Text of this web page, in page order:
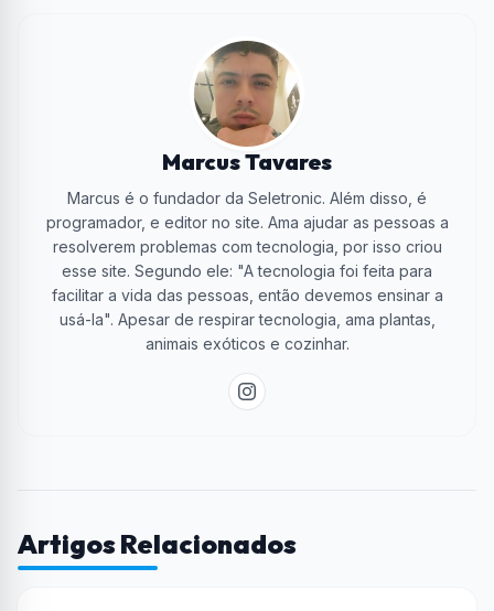
Marcus Tavares
Marcus é o fundador da Seletronic. Além disso, é
programador, e editor no site. Ama ajudar as pessoas a
resolverem problemas com tecnologia, por isso criou
esse site. Segundo ele: "A tecnologia foi feita para
facilitar a vida das pessoas, então devemos ensinar a
usá-la". Apesar de respirar tecnologia, ama plantas,
animais exóticos e cozinhar.
Artigos Relacionados